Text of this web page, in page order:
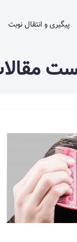
پیگیری و انتقال نوبت